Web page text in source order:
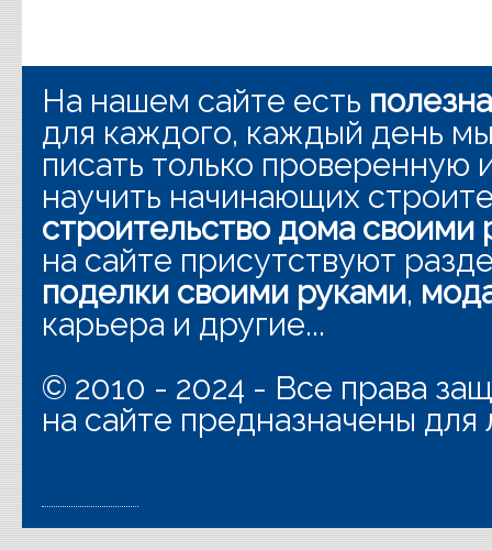
На нашем сайте есть
для каждого, каждый день
писать только
научить начинающих
строительство дома своими
на сайте присутствуют
поделки своими руками,
карьера и другие...
© 2010 - 2024 - Все права
на сайте предназначены для